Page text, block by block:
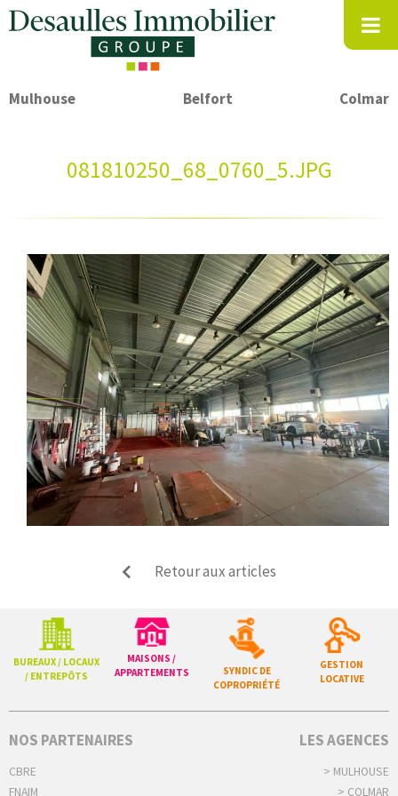
Mulhouse Belfort Colmar
081810250_68_0760_5.JPG
Retour aux articles
BUREAUX / LOCAUX
/ ENTREPÔTS
MAISONS /
APPARTEMENTS
SYNDIC DE
COPROPRIÉTÉ
GESTION
LOCATIVE
NOS PARTENAIRES
CBRE
FNAIM
LES AGENCES
> MULHOUSE
> COLMAR